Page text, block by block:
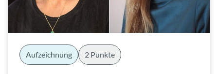
Aufzeichnung 2 Punkte